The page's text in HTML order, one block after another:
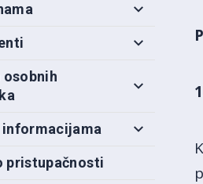
osobnih
informacijama
pristupačnosti